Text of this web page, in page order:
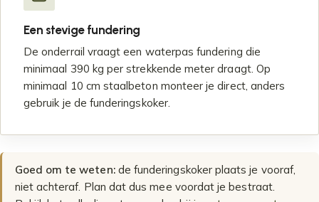
Een stevige fundering
De onderrail vraagt een waterpas fundering die
minimaal 390 kg per strekkende meter draagt. Op
minimaal 10 cm staalbeton monteer je direct, anders
gebruik je de funderingskoker.
Goed om te weten:de funderingskoker plaats je vooraf,
niet achteraf. Plan dat dus mee voordat je bestraat.